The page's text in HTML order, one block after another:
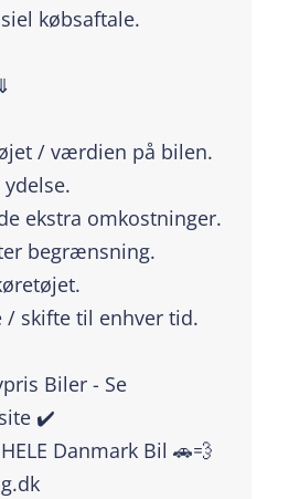
købsaftale.
/ værdien på bilen.
ekstra omkostninger.
begrænsning.
/ skifte til enhver tid.
Biler - Se
✔️
Danmark Bil 🚗💨